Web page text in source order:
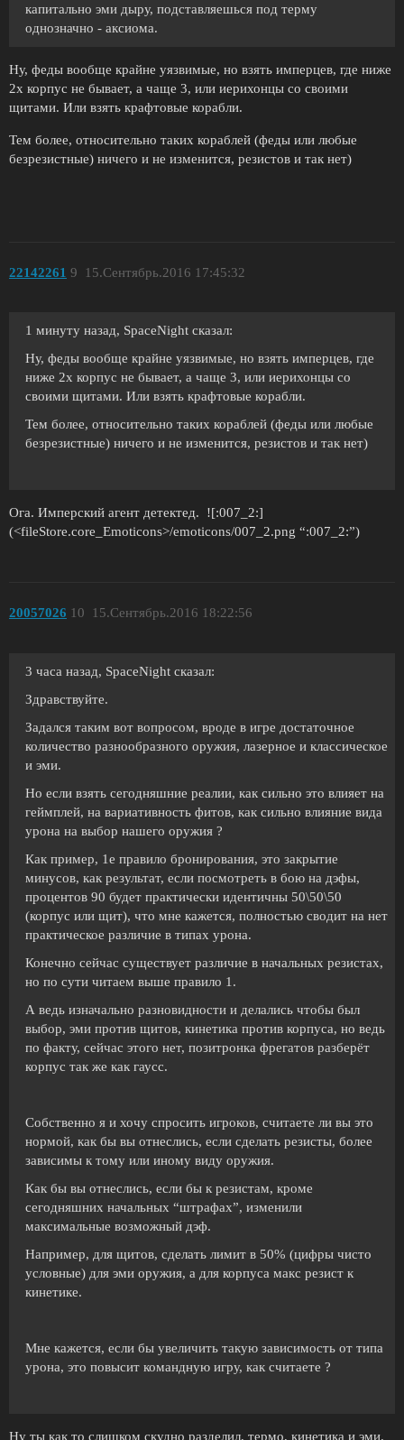
капитально эми дыру, подставляешься под терму
однозначно - аксиома.
Ну, феды вообще крайне уязвимые, но взять имперцев, где ниже
2х корпус не бывает, а чаще 3, или иерихонцы со своими
щитами. Или взять крафтовые корабли.
Тем более, относительно таких кораблей (феды или любые
безрезистные) ничего и не изменится, резистов и так нет)
22142261 15.Сентябрь.2016 17:45:32
9
1 минуту назад, SpaceNight сказал:
Ну, феды вообще крайне уязвимые, но взять имперцев, где
ниже 2х корпус не бывает, а чаще 3, или иерихонцы со
своими щитами. Или взять крафтовые корабли.
Тем более, относительно таких кораблей (феды или любые
безрезистные) ничего и не изменится, резистов и так нет)
Ога. Имперский агент детектед. ![:007_2:]
(<fileStore.core_Emoticons>/emoticons/007_2.png “:007_2:”)
20057026 15.Сентябрь.2016 18:22:56
10
3 часа назад, SpaceNight сказал:
Здравствуйте.
Задался таким вот вопросом, вроде в игре достаточное
количество разнообразного оружия, лазерное и классическое
и эми.
Но если взять сегодняшние реалии, как сильно это влияет на
геймплей, на вариативность фитов, как сильно влияние вида
урона на выбор нашего оружия ?
Как пример, 1е правило бронирования, это закрытие
минусов, как результат, если посмотреть в бою на дэфы,
процентов 90 будет практически идентичны 50\50\50
(корпус или щит), что мне кажется, полностью сводит на нет
практическое различие в типах урона.
Конечно сейчас существует различие в начальных резистах,
но по сути читаем выше правило 1.
А ведь изначально разновидности и делались чтобы был
выбор, эми против щитов, кинетика против корпуса, но ведь
по факту, сейчас этого нет, позитронка фрегатов разберёт
корпус так же как гаусс.
Собственно я и хочу спросить игроков, считаете ли вы это
нормой, как бы вы отнеслись, если сделать резисты, более
зависимы к тому или иному виду оружия.
Как бы вы отнеслись, если бы к резистам, кроме
сегодняшних начальных “штрафах”, изменили
максимальные возможный дэф.
Например, для щитов, сделать лимит в 50% (цифры чисто
условные) для эми оружия, а для корпуса макс резист к
кинетике.
Мне кажется, если бы увеличить такую зависимость от типа
урона, это повысит командную игру, как считаете ?
Ну ты как то слишком скудно разделил, термо, кинетика и эми.